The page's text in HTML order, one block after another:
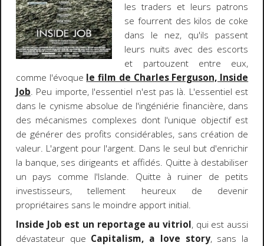
les traders et leurs patrons
se fourrent des kilos de coke
dans le nez, qu'ils passent
leurs nuits avec des escorts
et partouzent entre eux,
comme l'évoque le film de Charles Ferguson, Inside
Job. Peu importe, l'essentiel n'est pas là. L'essentiel est
dans le cynisme absolue de l'ingéniérie financière, dans
des mécanismes complexes dont l'unique objectif est
de générer des profits considérables, sans création de
valeur. L'argent pour l'argent. Dans le seul but d'enrichir
la banque, ses dirigeants et affidés. Quitte à destabiliser
un pays comme l'Islande. Quitte à ruiner de petits
investisseurs, tellement heureux de devenir
propriétaires sans le moindre apport initial.
Inside Job est un reportage au vitriol, qui est aussi
dévastateur que Capitalism, a love story, sans la